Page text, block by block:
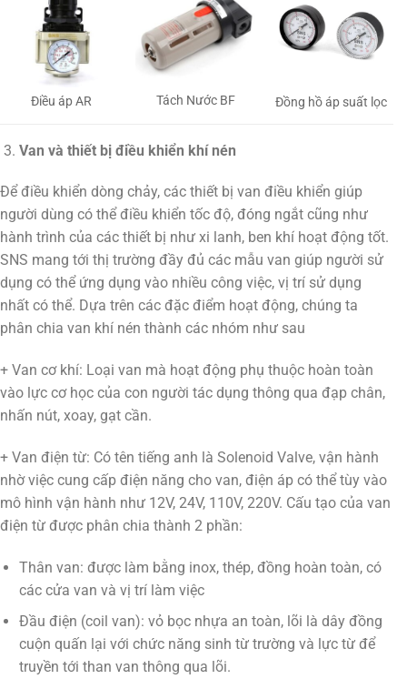
Điều áp AR Tách Nước BF Đồng hồ áp suất lọc
Van và thiết bị điều khiển khí nén
Để điều khiển dòng chảy, các thiết bị van điều khiển giúp
người dùng có thể điều khiển tốc độ, đóng ngắt cũng như
hành trình của các thiết bị như xi lanh, ben khí hoạt động tốt.
SNS mang tới thị trường đầy đủ các mẫu van giúp người sử
dụng có thể ứng dụng vào nhiều công việc, vị trí sử dụng
nhất có thể. Dựa trên các đặc điểm hoạt động, chúng ta
phân chia van khí nén thành các nhóm như sau
+ Van cơ khí: Loại van mà hoạt động phụ thuộc hoàn toàn
vào lực cơ học của con người tác dụng thông qua đạp chân,
nhấn nút, xoay, gạt cần.
+ Van điện từ: Có tên tiếng anh là Solenoid Valve, vận hành
nhờ việc cung cấp điện năng cho van, điện áp có thể tùy vào
mô hình vận hành như 12V, 24V, 110V, 220V. Cấu tạo của van
điện từ được phân chia thành 2 phần:
Thân van: được làm bằng inox, thép, đồng hoàn toàn, có
các cửa van và vị trí làm việc
Đầu điện (coil van): vỏ bọc nhựa an toàn, lõi là dây đồng
cuộn quấn lại với chức năng sinh từ trường và lực từ để
truyền tới than van thông qua lõi.